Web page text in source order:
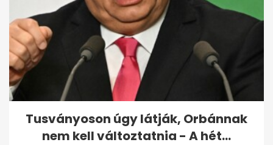
Brandon Clarke halálának
okát nyilvánosságra hozta a
halottkém
Tusványoson úgy látják, Orbánnak
nem kell változtatnia - A hét...